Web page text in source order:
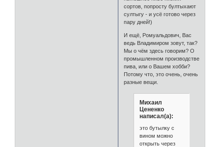
сортов, попросту бултыхают
султыгу - и усё готово через
пару дней!)
И ещё, Ромуальдович, Вас
ведь Владимиром зовут, так?
Мы о чём здесь говорим? О
промышленном производстве
пива, или о Вашем хобби?
Потому что, это очень, очень
разные вещи.
Михаил
Цененко
написал(а):
это бутылку с
вином можно
открыть через